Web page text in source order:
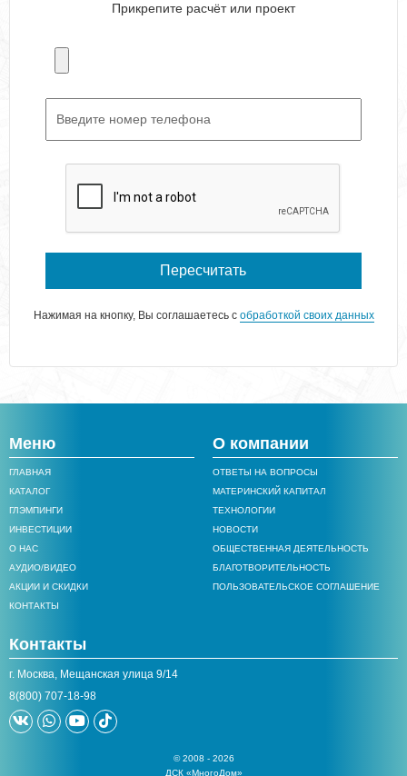
Прикрепите расчёт или проект
Пересчитать
Нажимая на кнопку, Вы соглашаетесь с обработкой своих данных
Меню
ГЛАВНАЯ
КАТАЛОГ
ГЛЭМПИНГИ
ИНВЕСТИЦИИ
О НАС
АУДИО/ВИДЕО
АКЦИИ И СКИДКИ
КОНТАКТЫ
О компании
ОТВЕТЫ НА ВОПРОСЫ
МАТЕРИНСКИЙ КАПИТАЛ
ТЕХНОЛОГИИ
НОВОСТИ
ОБЩЕСТВЕННАЯ ДЕЯТЕЛЬНОСТЬ
БЛАГОТВОРИТЕЛЬНОСТЬ
ПОЛЬЗОВАТЕЛЬСКОЕ СОГЛАШЕНИЕ
Контакты
г. Москва, Мещанская улица 9/14
8(800) 707-18-98
© 2008 - 2026
ДСК «МногоДом»